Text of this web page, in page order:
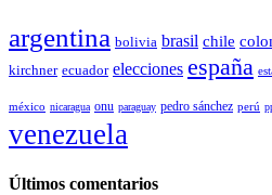
argentina bolivia brasil chile
kirchner ecuador elecciones españa
méxico nicaragua onu paraguay pedro sánchez perú
venezuela
Últimos comentarios